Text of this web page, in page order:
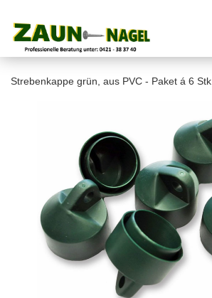
Strebenkappe grün, aus PVC - Paket á 6 Stk.